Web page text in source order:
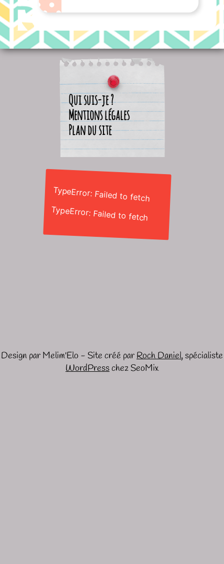
Qui suis-je ?
Mentions légales
Plan du site
TypeError: Failed to fetch
TypeError: Failed to fetch
Design par Melim'Elo - Site créé parRoch Daniel, spécialiste
WordPresschez SeoMix